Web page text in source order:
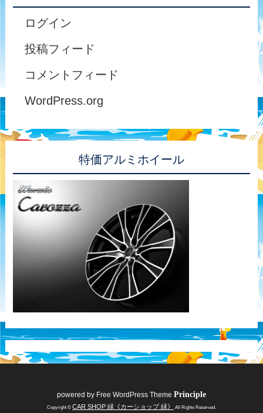
ログイン
投稿フィード
コメントフィード
WordPress.org
特価アルミホイール
powered by Free WordPress Theme Principle
Copyright © CAR SHOP 緑《カーショップ 緑》 All Rights Reserved.